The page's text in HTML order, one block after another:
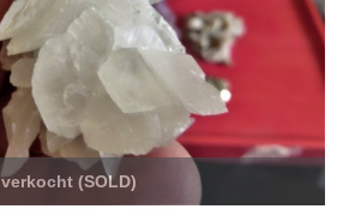
verkocht (SOLD)